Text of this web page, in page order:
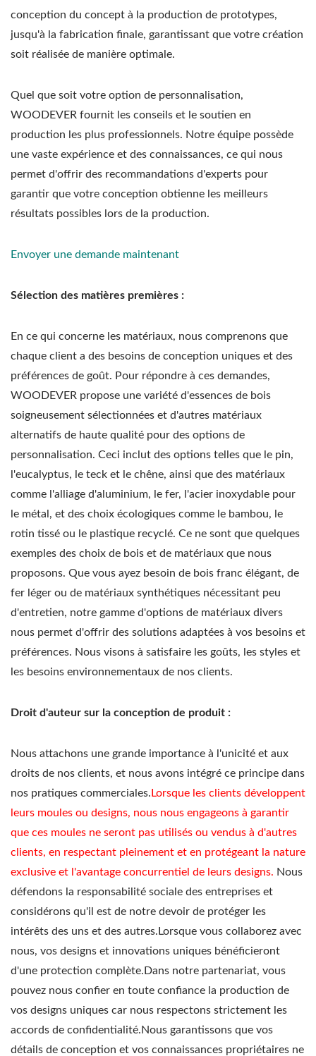
conception du concept à la production de prototypes,
jusqu'à la fabrication finale, garantissant que votre création
soit réalisée de manière optimale.
Quel que soit votre option de personnalisation,
WOODEVER fournit les conseils et le soutien en
production les plus professionnels. Notre équipe possède
une vaste expérience et des connaissances, ce qui nous
permet d'offrir des recommandations d'experts pour
garantir que votre conception obtienne les meilleurs
résultats possibles lors de la production.
Envoyer une demande maintenant
Sélection des matières premières :
En ce qui concerne les matériaux, nous comprenons que
chaque client a des besoins de conception uniques et des
préférences de goût. Pour répondre à ces demandes,
WOODEVER propose une variété d'essences de bois
soigneusement sélectionnées et d'autres matériaux
alternatifs de haute qualité pour des options de
personnalisation. Ceci inclut des options telles que le pin,
l'eucalyptus, le teck et le chêne, ainsi que des matériaux
comme l'alliage d'aluminium, le fer, l'acier inoxydable pour
le métal, et des choix écologiques comme le bambou, le
rotin tissé ou le plastique recyclé. Ce ne sont que quelques
exemples des choix de bois et de matériaux que nous
proposons. Que vous ayez besoin de bois franc élégant, de
fer léger ou de matériaux synthétiques nécessitant peu
d'entretien, notre gamme d'options de matériaux divers
nous permet d'offrir des solutions adaptées à vos besoins et
préférences. Nous visons à satisfaire les goûts, les styles et
les besoins environnementaux de nos clients.
Droit d'auteur sur la conception de produit :
Nous attachons une grande importance à l'unicité et aux
droits de nos clients, et nous avons intégré ce principe dans
nos pratiques commerciales. Lorsque les clients développent
leurs moules ou designs, nous nous engageons à garantir
que ces moules ne seront pas utilisés ou vendus à d'autres
clients, en respectant pleinement et en protégeant la nature
exclusive et l'avantage concurrentiel de leurs designs. Nous
défendons la responsabilité sociale des entreprises et
considérons qu'il est de notre devoir de protéger les
intérêts des uns et des autres.Lorsque vous collaborez avec
nous, vos designs et innovations uniques bénéficieront
d'une protection complète.Dans notre partenariat, vous
pouvez nous confier en toute confiance la production de
vos designs uniques car nous respectons strictement les
accords de confidentialité.Nous garantissons que vos
détails de conception et vos connaissances propriétaires ne